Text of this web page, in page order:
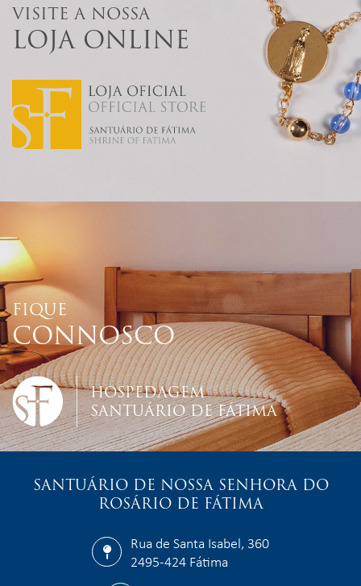
VISITE A NOSSA
LOJA ONLINE
FIQUE
CONNOSCO
HOSPEDAGEM
SANTUÁRIO DE FÁTIMA
SANTUÁRIO DE NOSSA SENHORA DO
ROSÁRIO DE FÁTIMA
Rua de Santa Isabel, 360
2495-424 Fátima